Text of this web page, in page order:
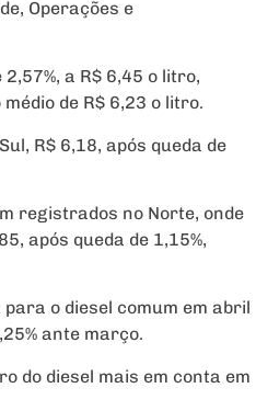
Operações e
a R$ 6,45 o litro,
de R$ 6,23 o litro.
R$ 6,18, após queda de
registrados no Norte, onde
após queda de 1,15%,
o diesel comum em abril
ante março.
do diesel mais em conta em